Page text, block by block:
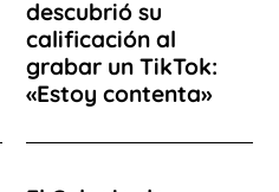
descubrió su
calificación al
grabar un TikTok:
«Estoy contenta»